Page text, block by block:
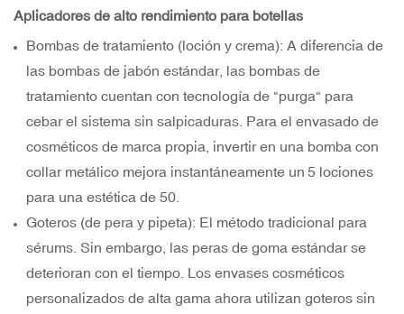
Aplicadores de alto rendimiento para botellas
Bombas de tratamiento (loción y crema): A diferencia de
las bombas de jabón estándar, las bombas de
tratamiento cuentan con tecnología de "purga" para
cebar el sistema sin salpicaduras. Para el envasado de
cosméticos de marca propia, invertir en una bomba con
collar metálico mejora instantáneamente un 5 lociones
para una estética de 50.
Goteros (de pera y pipeta): El método tradicional para
sérums. Sin embargo, las peras de goma estándar se
deterioran con el tiempo. Los envases cosméticos
personalizados de alta gama ahora utilizan goteros sin